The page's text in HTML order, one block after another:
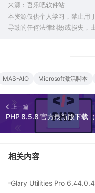
来源：吾乐吧软件站
本资源仅供个人学习，禁止用
导致的任何法律纠纷或损失，
MAS-AIO Microsoft激活脚本
上一篇
相关内容
Glary Utilities Pro